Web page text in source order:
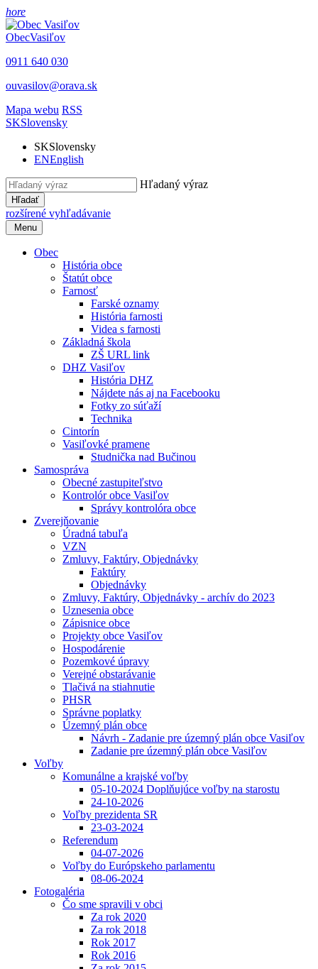
hore
ObecVasiľov
0911 640 030
ouvasilov@orava.sk
Mapa webu RSS
SKSlovensky
SKSlovensky
ENEnglish
Hľadaný výraz
Hľadať
rozšírené vyhľadávanie
Menu
Obec
História obce
Štatút obce
Farnosť
Farské oznamy
História farnosti
Videa s farnosti
Základná škola
ZŠ URL link
DHZ Vasiľov
História DHZ
Nájdete nás aj na Facebooku
Fotky zo súťaží
Technika
Cintorín
Vasiľovké pramene
Studnička nad Bučinou
Samospráva
Obecné zastupiteľstvo
Kontrolór obce Vasiľov
Správy kontrolóra obce
Zverejňovanie
Úradná tabuľa
VZN
Zmluvy, Faktúry, Objednávky
Faktúry
Objednávky
Zmluvy, Faktúry, Objednávky - archív do 2023
Uznesenia obce
Zápisnice obce
Projekty obce Vasiľov
Hospodárenie
Pozemkové úpravy
Verejné obstarávanie
Tlačivá na stiahnutie
PHSR
Správne poplatky
Územný plán obce
Návrh - Zadanie pre územný plán obce Vasiľov
Zadanie pre územný plán obce Vasiľov
Voľby
Komunálne a krajské voľby
05-10-2024 Doplňujúce voľby na starostu
24-10-2026
Voľby prezidenta SR
23-03-2024
Referendum
04-07-2026
Voľby do Európskeho parlamentu
08-06-2024
Fotogaléria
Čo sme spravili v obci
Za rok 2020
Za rok 2018
Rok 2017
Rok 2016